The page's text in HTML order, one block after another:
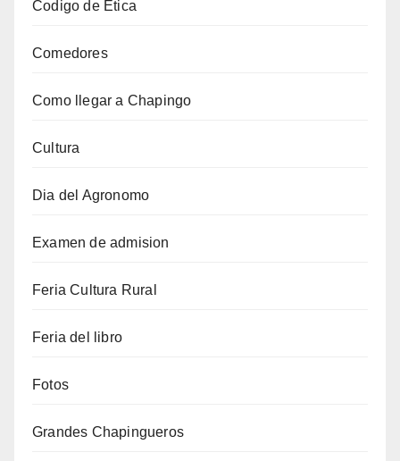
Codigo de Etica
Comedores
Como llegar a Chapingo
Cultura
Dia del Agronomo
Examen de admision
Feria Cultura Rural
Feria del libro
Fotos
Grandes Chapingueros